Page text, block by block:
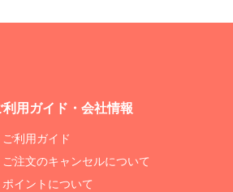
利用ガイド・会社情報
ご利用ガイド
ご注文のキャンセルについて
ポイントについて